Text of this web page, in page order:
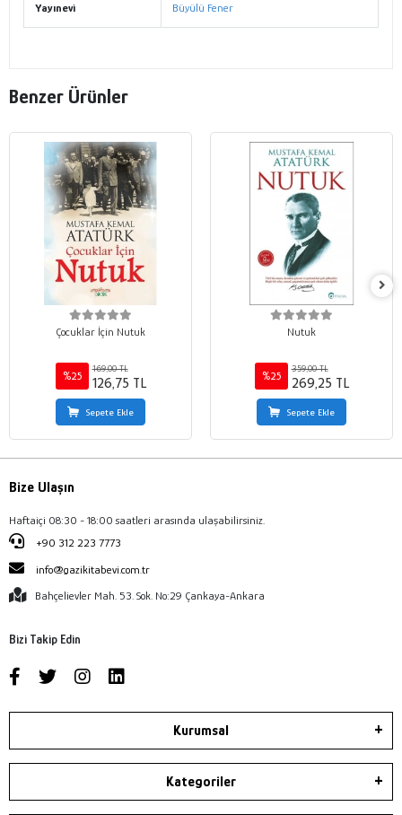
Yayınevi Büyülü Fener
Benzer Ürünler
Çocuklar İçin Nutuk
%25
169,00 TL
126,75 TL
Sepete Ekle
Nutuk
%25
359,00 TL
269,25 TL
Sepete Ekle
Bize Ulaşın
Haftaiçi 08:30 - 18:00 saatleri arasında ulaşabilirsiniz.
+90 312 223 7773
info@gazikitabevi.com.tr
Bahçelievler Mah. 53. Sok. No:29 Çankaya-Ankara
Bizi Takip Edin
Kurumsal
Kategoriler